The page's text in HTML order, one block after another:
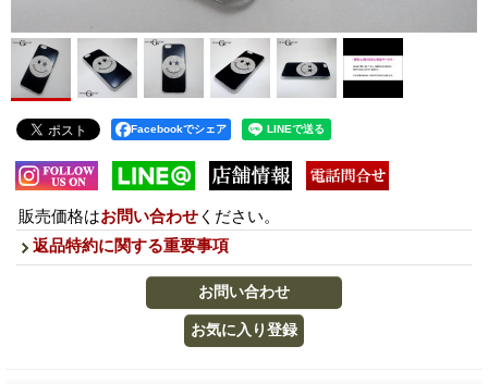
Facebookでシェア
販売価格はお問い合わせ ください。
返品特約に関する重要事項